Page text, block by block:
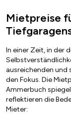
Mietpreise
In einer Zeit, in der
ausreichenden und
den Fokus. Die
Ammerbuch
reflektieren die
Mieter: